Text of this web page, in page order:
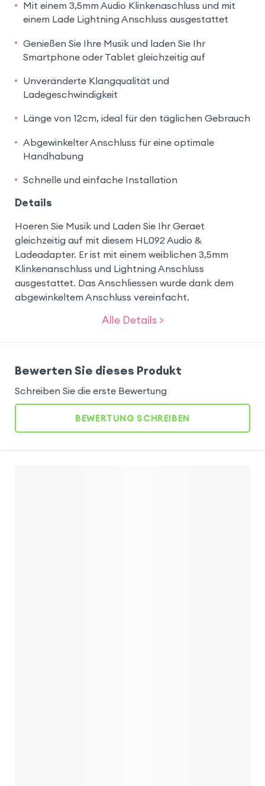
Mit einem 3,5mm Audio Klinkenaschluss und mit
einem Lade Lightning Anschluss ausgestattet
Genießen Sie Ihre Musik und laden Sie Ihr
Smartphone oder Tablet gleichzeitig auf
Unveränderte Klangqualität und
Ladegeschwindigkeit
Länge von 12cm, ideal für den täglichen Gebrauch
Abgewinkelter Anschluss für eine optimale
Handhabung
Schnelle und einfache Installation
Details
Hoeren Sie Musik und Laden Sie Ihr Geraet
gleichzeitig auf mit diesem HL092 Audio &
Ladeadapter. Er ist mit einem weiblichen 3,5mm
Klinkenanschluss und Lightning Anschluss
ausgestattet. Das Anschliessen wurde dank dem
abgewinkeltem Anschluss vereinfacht.
Alle Details >
Bewerten Sie dieses Produkt
Schreiben Sie die erste Bewertung
BEWERTUNG SCHREIBEN